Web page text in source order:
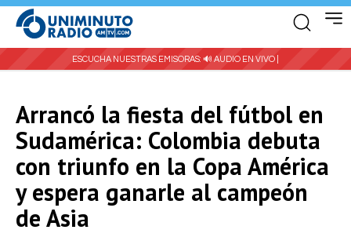
ESCUCHA NUESTRAS EMISORAS: 🔊 AUDIO EN VIVO |
Arrancó la fiesta del fútbol en
Sudamérica: Colombia debuta
con triunfo en la Copa América
y espera ganarle al campeón
de Asia